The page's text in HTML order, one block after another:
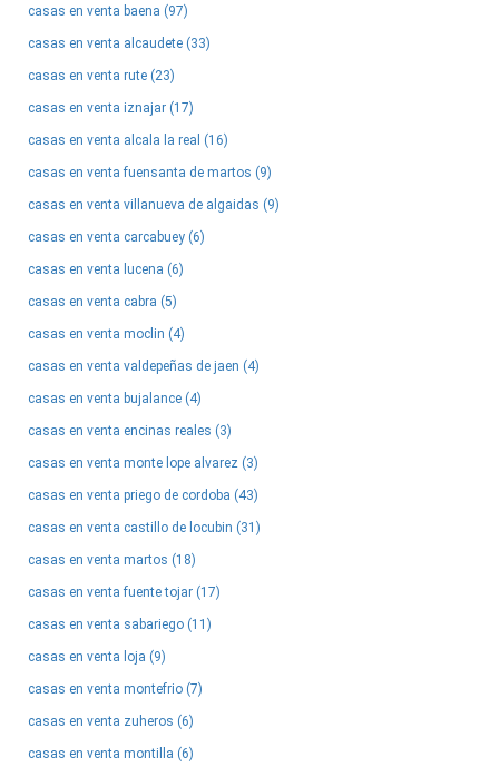
casas en venta baena (97)
casas en venta alcaudete (33)
casas en venta rute (23)
casas en venta iznajar (17)
casas en venta alcala la real (16)
casas en venta fuensanta de martos (9)
casas en venta villanueva de algaidas (9)
casas en venta carcabuey (6)
casas en venta lucena (6)
casas en venta cabra (5)
casas en venta moclin (4)
casas en venta valdepeñas de jaen (4)
casas en venta bujalance (4)
casas en venta encinas reales (3)
casas en venta monte lope alvarez (3)
casas en venta priego de cordoba (43)
casas en venta castillo de locubin (31)
casas en venta martos (18)
casas en venta fuente tojar (17)
casas en venta sabariego (11)
casas en venta loja (9)
casas en venta montefrio (7)
casas en venta zuheros (6)
casas en venta montilla (6)